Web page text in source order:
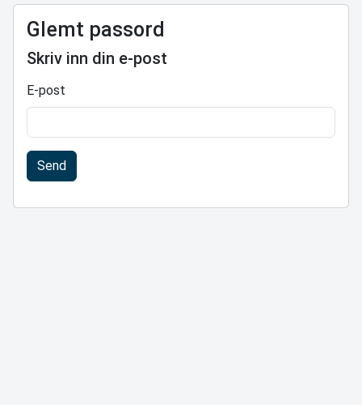
Glemt passord
Skriv inn din e-post
E-post
Send